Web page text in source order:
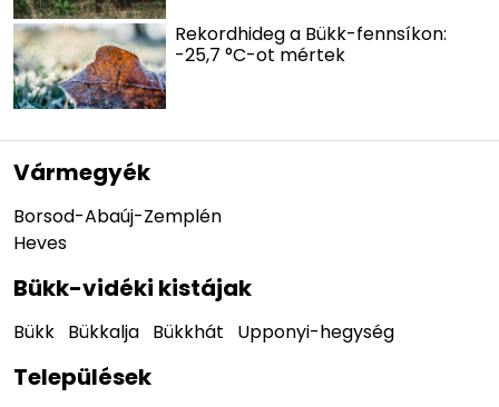
Rekordhideg a Bükk-fennsíkon:
-25,7 °C-ot mértek
Vármegyék
Borsod-Abaúj-Zemplén
Heves
Bükk-vidéki kistájak
Bükk Bükkalja Bükkhát Upponyi-hegység
Települések